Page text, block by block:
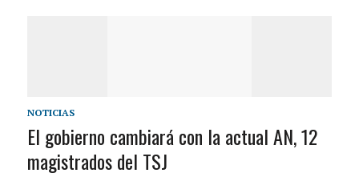
NOTICIAS
El gobierno cambiará con la actual AN, 12
magistrados del TSJ